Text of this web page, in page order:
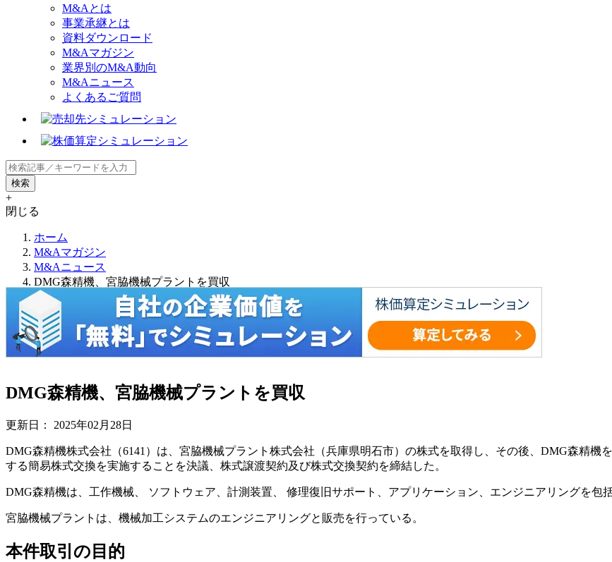
M&Aとは
事業承継とは
資料ダウンロード
M&Aマガジン
業界別のM&A動向
M&Aニュース
よくあるご質問
+
閉じる
ホーム
M&Aマガジン
M&Aニュース
DMG森精機、宮脇機械プラントを買収
DMG森精機、宮脇機械プラントを買収
更新日： 2025年02月28日
DMG森精機株式会社（6141）は、宮脇機械プラント株式会社（兵庫県明石市）の株式を取得し、その後、DMG森精機
する簡易株式交換を実施することを決議、株式譲渡契約及び株式交換契約を締結した。
DMG森精機は、工作機械、 ソフトウェア、計測装置、 修理復旧サポート、アプリケーション、エンジニアリングを包
宮脇機械プラントは、機械加工システムのエンジニアリングと販売を行っている。
本件取引の目的